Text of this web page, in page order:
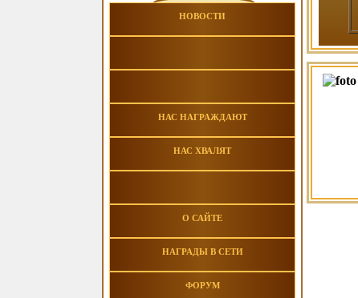
НОВОСТИ
НАС НАГРАЖДАЮТ
НАС ХВАЛЯТ
О САЙТЕ
НАГРАДЫ В СЕТИ
ФОРУМ